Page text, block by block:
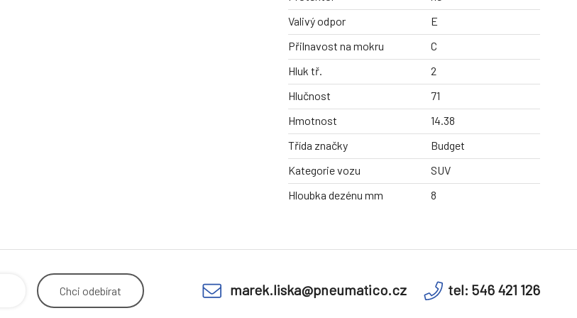
Valivý odpor
E
Přilnavost na mokru
C
Hluk tř.
2
Hlučnost
71
Hmotnost
14.38
Třída značky
Budget
Kategorie vozu
SUV
Hloubka dezénu mm
8
Chci odebírat marek.liska@pneumatico.cz tel: 546 421 126